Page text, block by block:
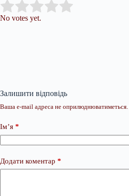
Rate this item:
No votes yet.
Залишити відповідь
Ваша e-mail адреса не оприлюднюватиметься.
Ім’я *
Додати коментар *